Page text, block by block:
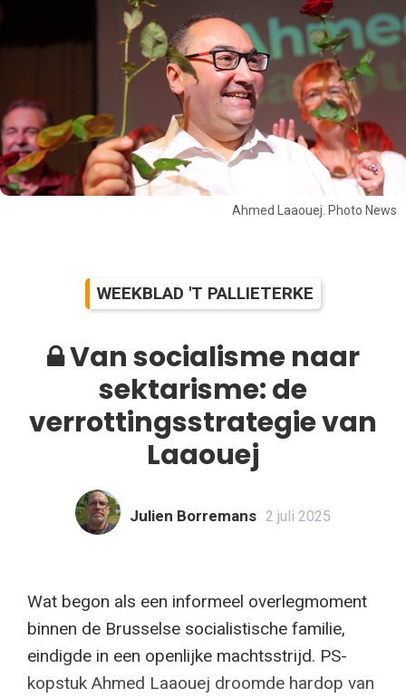
Ahmed Laaouej. Photo News
WEEKBLAD 'T PALLIETERKE
Van socialisme naar
sektarisme: de
verrottingsstrategie van
Laaouej
Julien Borremans 2 juli 2025
Wat begon als een informeel overlegmoment
binnen de Brusselse socialistische familie,
eindigde in een openlijke machtsstrijd. PS-
kopstuk Ahmed Laaouej droomde hardop van